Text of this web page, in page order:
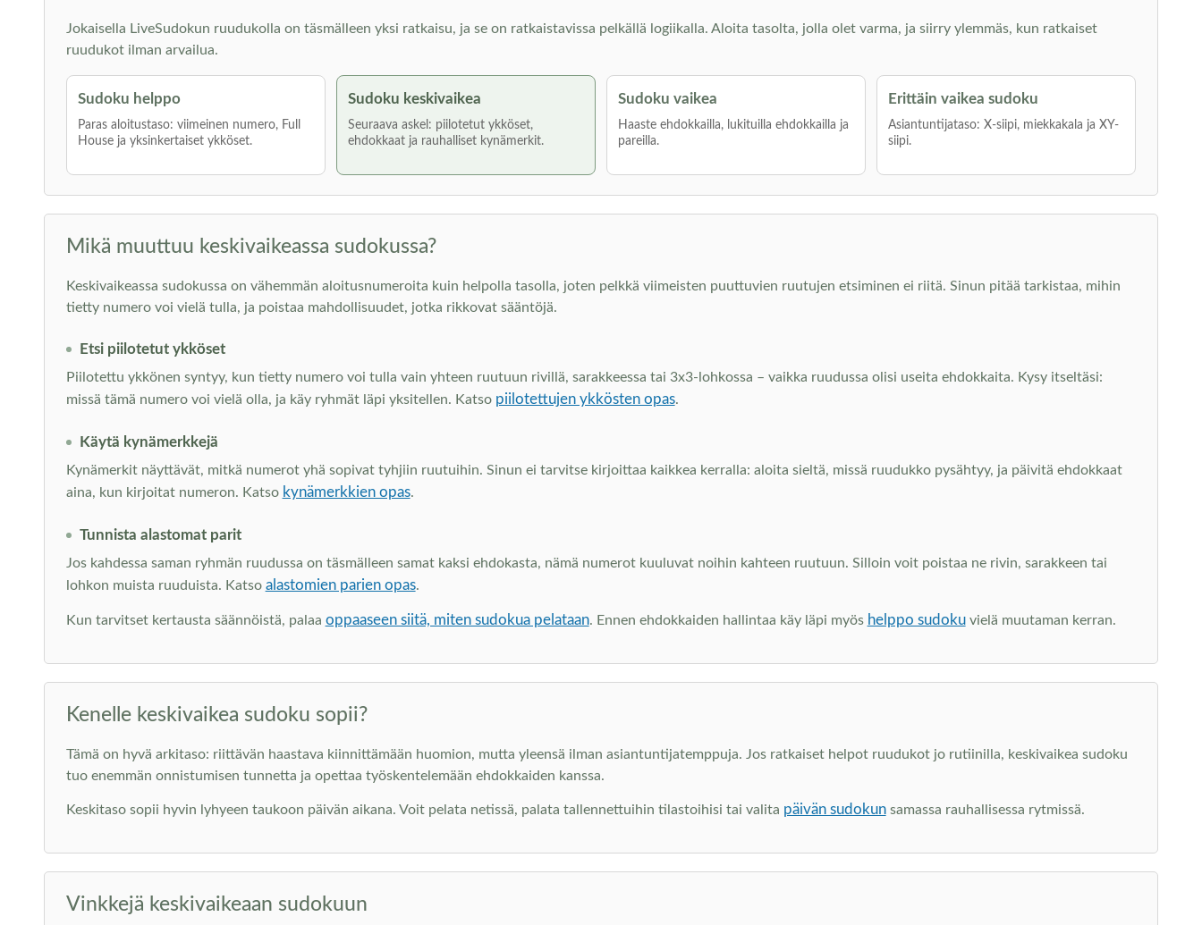
Jokaisella LiveSudokun ruudukolla on täsmälleen yksi ratkaisu, ja se on ratkaistavissa pelkällä logiikalla. Aloita tasolta, jolla olet varma, ja siirry ylemmäs, kun ratkaiset
ruudukot ilman arvailua.
Sudoku helppo
Paras aloitustaso: viimeinen numero, Full
House ja yksinkertaiset ykköset.
Sudoku keskivaikea
Seuraava askel: piilotetut ykköset,
ehdokkaat ja rauhalliset kynämerkit.
Sudoku vaikea
Haaste ehdokkailla, lukituilla ehdokkailla ja
pareilla.
Erittäin vaikea sudoku
Asiantuntijataso: X-siipi, miekkakala ja XY-
siipi.
Mikä muuttuu keskivaikeassa sudokussa?
Keskivaikeassa sudokussa on vähemmän aloitusnumeroita kuin helpolla tasolla, joten pelkkä viimeisten puuttuvien ruutujen etsiminen ei riitä. Sinun pitää tarkistaa, mihin
tietty numero voi vielä tulla, ja poistaa mahdollisuudet, jotka rikkovat sääntöjä.
Etsi piilotetut ykköset
Piilotettu ykkönen syntyy, kun tietty numero voi tulla vain yhteen ruutuun rivillä, sarakkeessa tai 3x3-lohkossa – vaikka ruudussa olisi useita ehdokkaita. Kysy itseltäsi:
missä tämä numero voi vielä olla, ja käy ryhmät läpi yksitellen. Katso piilotettujen ykkösten opas.
Käytä kynämerkkejä
Kynämerkit näyttävät, mitkä numerot yhä sopivat tyhjiin ruutuihin. Sinun ei tarvitse kirjoittaa kaikkea kerralla: aloita sieltä, missä ruudukko pysähtyy, ja päivitä ehdokkaat
aina, kun kirjoitat numeron. Katso kynämerkkien opas.
Tunnista alastomat parit
Jos kahdessa saman ryhmän ruudussa on täsmälleen samat kaksi ehdokasta, nämä numerot kuuluvat noihin kahteen ruutuun. Silloin voit poistaa ne rivin, sarakkeen tai
lohkon muista ruuduista. Katso alastomien parien opas.
Kun tarvitset kertausta säännöistä, palaa oppaaseen siitä, miten sudokua pelataan. Ennen ehdokkaiden hallintaa käy läpi myös helppo sudokuvielä muutaman kerran.
Kenelle keskivaikea sudoku sopii?
Tämä on hyvä arkitaso: riittävän haastava kiinnittämään huomion, mutta yleensä ilman asiantuntijatemppuja. Jos ratkaiset helpot ruudukot jo rutiinilla, keskivaikea sudoku
tuo enemmän onnistumisen tunnetta ja opettaa työskentelemään ehdokkaiden kanssa.
Keskitaso sopii hyvin lyhyeen taukoon päivän aikana. Voit pelata netissä, palata tallennettuihin tilastoihisi tai valita päivän sudokunsamassa rauhallisessa rytmissä.
Vinkkejä keskivaikeaan sudokuun